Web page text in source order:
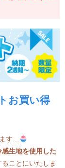
お買い得
す…
感生地を使用した
ことにいたしま